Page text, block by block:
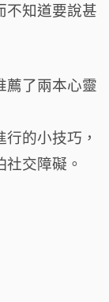
t
m
不知道要說甚
薦了兩本心靈
的小技巧，
交障礙。